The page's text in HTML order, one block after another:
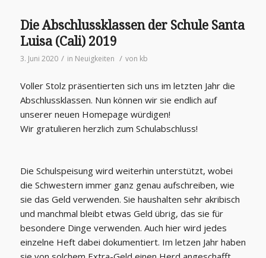
Die Abschlussklassen der Schule Santa
Luisa (Cali) 2019
3. Juni 2020 / in Neuigkeiten / von kb
Voller Stolz präsentierten sich uns im letzten Jahr die
Abschlussklassen. Nun können wir sie endlich auf
unserer neuen Homepage würdigen!
Wir gratulieren herzlich zum Schulabschluss!
Die Schulspeisung wird weiterhin unterstützt, wobei
die Schwestern immer ganz genau aufschreiben, wie
sie das Geld verwenden. Sie haushalten sehr akribisch
und manchmal bleibt etwas Geld übrig, das sie für
besondere Dinge verwenden. Auch hier wird jedes
einzelne Heft dabei dokumentiert. Im letzen Jahr haben